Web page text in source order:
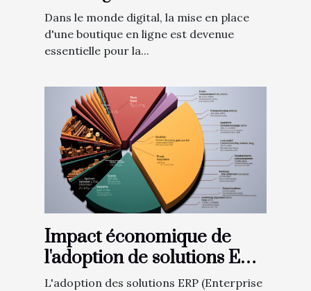
Prestashop
Dans le monde digital, la mise en place
d'une boutique en ligne est devenue
essentielle pour la...
Impact économique de
l'adoption de solutions ERP
comme Odoo
L'adoption des solutions ERP (Enterprise